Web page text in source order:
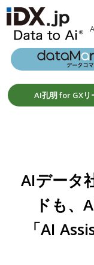
AI孔明 for GXリ
AIデータ
ドも、
「AI